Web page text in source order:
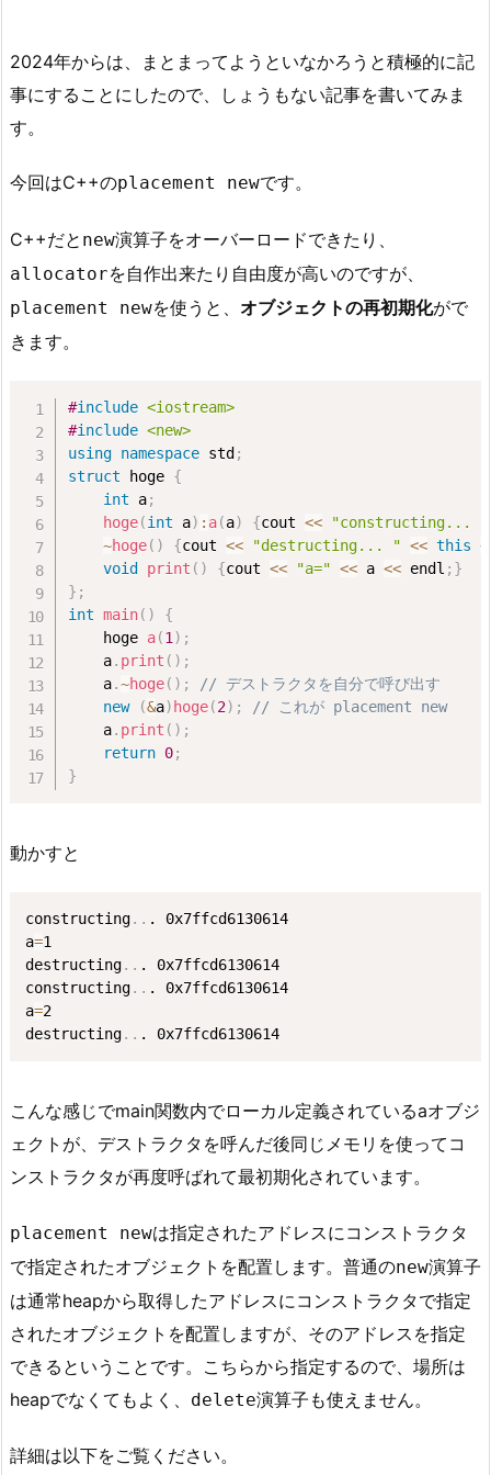
2024年からは、まとまってようといなかろうと積極的に記
事にすることにしたので、しょうもない記事を書いてみま
す。
今回はC++のplacement newです。
C++だと new演算子をオーバーロードできたり、
allocatorを自作出来たり自由度が高いのですが、
placement newを使うと、 オブジェクトの再初期化がで
きます。
#include <iostream>
#include <new>
using namespace std ;
struct hoge {
int a;
hoge(int a) : a(a) {cout <<
"constructing... "
~hoge( ) {cout << "destructing... " << this
void
print ( ) {cout << "a=" << a << endl ; }
} ;
int main( )
{
    hoge
a(1 ) ;
    a
. print ( ) ;
    a
.~hoge( ) ;
// デストラクタを自分で呼び出す
new
(&a) hoge(2) ;
// これが placement new
    a
. print ( ) ;
return 0;
}
動かすと
constructing.. . 0x7ffcd6130614
a=1
destructing.. . 0x7ffcd6130614
constructing.. . 0x7ffcd6130614
a=2
destructing.. . 0x7ffcd6130614
こんな感じでmain関数内でローカル定義されているaオブジ
ェクトが、デストラクタを呼んだ後同じメモリを使ってコ
ンストラクタが再度呼ばれて最初期化されています。
placement newは指定されたアドレスにコンストラクタ
で指定されたオブジェクトを配置します。普通のnew演算子
は通常heapから取得したアドレスにコンストラクタで指定
されたオブジェクトを配置しますが、そのアドレスを指定
できるということです。こちらから指定するので、場所は
heapでなくてもよく、 delete演算子も使えません。
詳細は以下をご覧ください。